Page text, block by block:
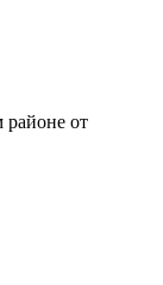
районе от